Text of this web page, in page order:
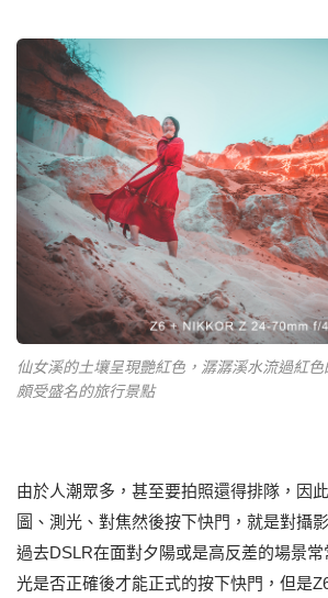
仙女溪的土壤呈現艷紅色，潺潺溪水流過紅
頗受盛名的旅行景點
由於人潮眾多，甚至要拍照還得排隊，因
圖、測光、對焦然後按下快門，就是對攝
過去DSLR在面對夕陽或是高反差的場景
光是否正確後才能正式的按下快門，但是